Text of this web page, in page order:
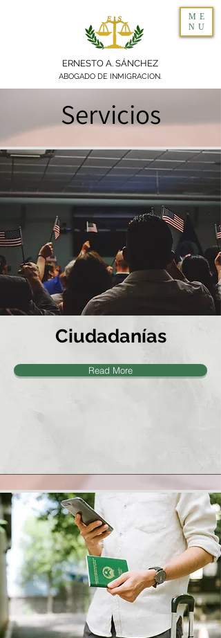
ME
NU
ERNESTO A. SÁNCHEZ
ABOGADO DE INMIGRACION.
Servicios
Ciudadanías
Read More